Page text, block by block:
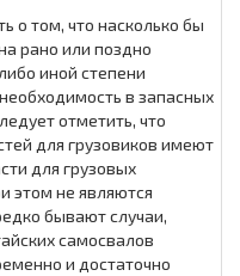
о том, что насколько бы
рано или поздно
иной степени
в запасных
отметить, что
для грузовиков имеют
для грузовых
этом не являются
бывают случаи,
самосвалов
и достаточно